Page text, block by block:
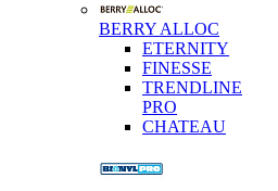
BERRY ALLOC
ETERNITY
FINESSE
TRENDLINE
PRO
CHATEAU